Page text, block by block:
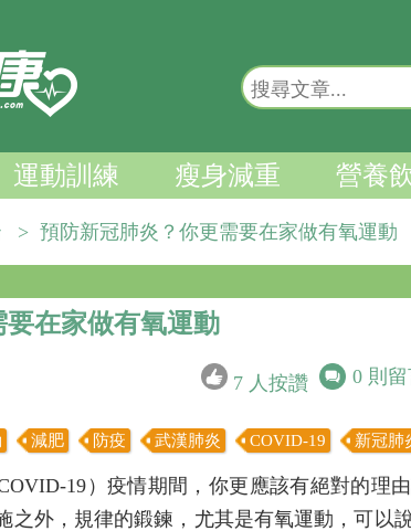
運動訓練 瘦身減重 營養
> 預防新冠肺炎？你更需要在家做有氧運動
在家做有氧運動
7 人按讚 0 則
減肥 防疫 武漢肺炎 COVID-19 新冠肺
19）疫情期間，你更應該有絕對的理
之外，規律的鍛鍊，尤其是有氧運動，可以